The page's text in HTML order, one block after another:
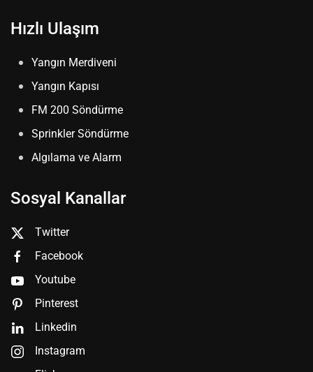
Hızlı Ulaşım
Yangın Merdiveni
Yangın Kapısı
FM 200 Söndürme
Sprinkler Söndürme
Algılama ve Alarm
Sosyal Kanallar
Twitter
Facebook
Youtube
Pinterest
Linkedin
Instagram